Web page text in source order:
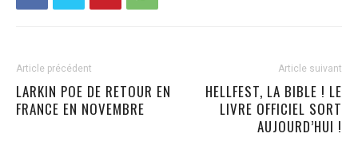
Article précédent
LARKIN POE DE RETOUR EN
FRANCE EN NOVEMBRE
Article suivant
HELLFEST, LA BIBLE ! LE
LIVRE OFFICIEL SORT
AUJOURD’HUI !